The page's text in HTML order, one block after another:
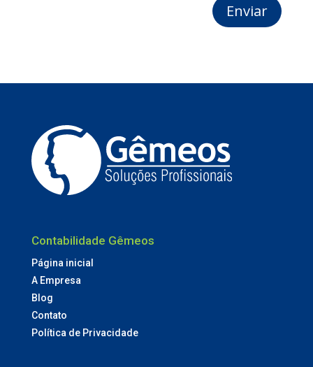
Enviar
Contabilidade Gêmeos
Página inicial
A Empresa
Blog
Contato
Política de Privacidade